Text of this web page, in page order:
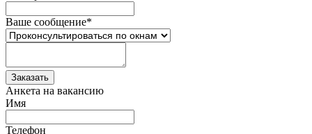
Ваше сообщение*
Анкета на вакансию
Имя
Телефон